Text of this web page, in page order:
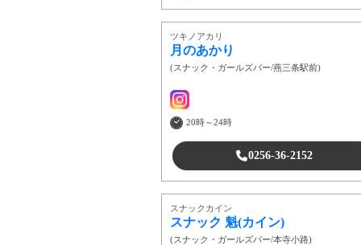
ツキノアカリ
月のあかり
(スナック・ガールズバー/燕三条駅前)
20時～24時
0256-36-2152
スナックカイン
スナック 魁(カイン)
(スナック・ガールズバー/本寺小路)